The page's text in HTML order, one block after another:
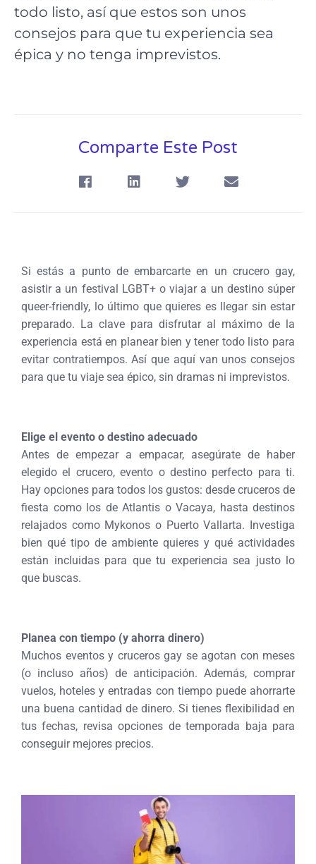
todo listo, así que estos son unos
consejos para que tu experiencia sea
épica y no tenga imprevistos.
Comparte Este Post
Si estás a punto de embarcarte en un crucero gay,
asistir a un festival LGBT+ o viajar a un destino súper
queer-friendly, lo último que quieres es llegar sin estar
preparado. La clave para disfrutar al máximo de la
experiencia está en planear bien y tener todo listo para
evitar contratiempos. Así que aquí van unos consejos
para que tu viaje sea épico, sin dramas ni imprevistos.
Elige el evento o destino adecuado
Antes de empezar a empacar, asegúrate de haber
elegido el crucero, evento o destino perfecto para ti.
Hay opciones para todos los gustos: desde cruceros de
fiesta como los de Atlantis o Vacaya, hasta destinos
relajados como Mykonos o Puerto Vallarta. Investiga
bien qué tipo de ambiente quieres y qué actividades
están incluidas para que tu experiencia sea justo lo
que buscas.
Planea con tiempo (y ahorra dinero)
Muchos eventos y cruceros gay se agotan con meses
(o incluso años) de anticipación. Además, comprar
vuelos, hoteles y entradas con tiempo puede ahorrarte
una buena cantidad de dinero. Si tienes flexibilidad en
tus fechas, revisa opciones de temporada baja para
conseguir mejores precios.